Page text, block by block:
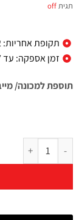
תגיתoff
תקופת אחריות: 12 חודשים
זמן אספקה: עד 7 ימי אספקה
תוספת למכונה/